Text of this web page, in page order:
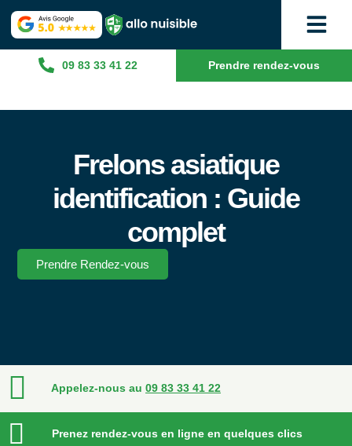
09 83 33 41 22 Prendre rendez-vous
Frelons asiatique
identification : Guide
complet
Prendre Rendez-vous
Appelez-nous au 09 83 33 41 22
Prenez rendez-vous en ligne en quelques clics